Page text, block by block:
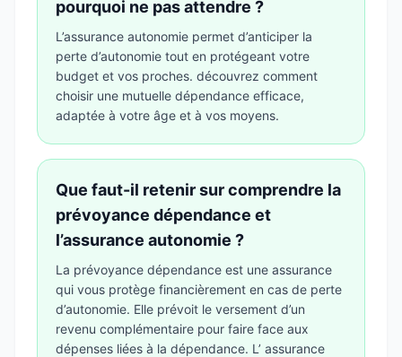
pourquoi ne pas attendre ?
L’assurance autonomie permet d’anticiper la
perte d’autonomie tout en protégeant votre
budget et vos proches. découvrez comment
choisir une mutuelle dépendance efficace,
adaptée à votre âge et à vos moyens.
Que faut-il retenir sur comprendre la
prévoyance dépendance et
l’assurance autonomie ?
La prévoyance dépendance est une assurance
qui vous protège financièrement en cas de perte
d’autonomie. Elle prévoit le versement d’un
revenu complémentaire pour faire face aux
dépenses liées à la dépendance. L’ assurance